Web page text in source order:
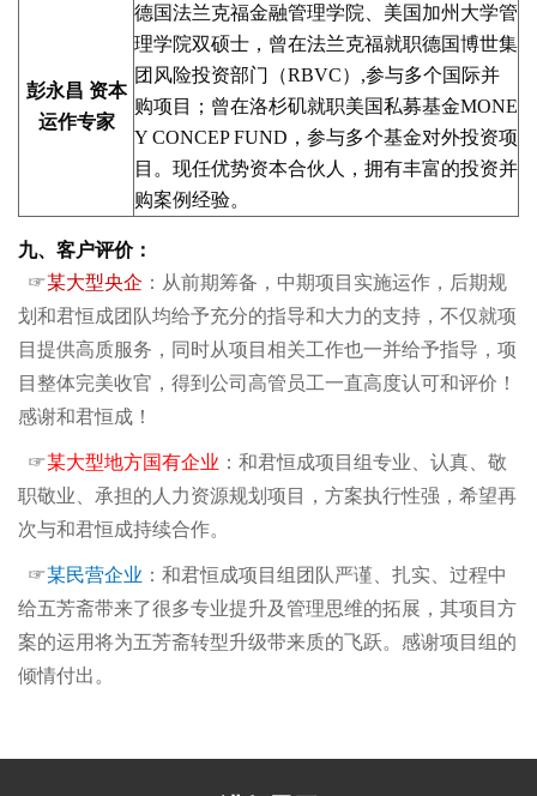
彭永昌 资本
运作专家
德国法兰克福金融管理学院、美国加州大学管
理学院双硕士，曾在法兰克福就职德国博世集
团风险投资部门（RBVC）,参与多个国际并
购项目；曾在洛杉矶就职美国私募基金MONE
Y CONCEP FUND，参与多个基金对外投资项
目。现任优势资本合伙人，拥有丰富的投资并
购案例经验。
九、客户评价：
☞某大型央企 ：从前期筹备，中期项目实施运作，后期规
划和君恒成团队均给予充分的指导和大力的支持，不仅就项
目提供高质服务，同时从项目相关工作也一并给予指导，项
目整体完美收官，得到公司高管员工一直高度认可和评价！
感谢和君恒成！
☞某大型地方国有企业 ：和君恒成项目组专业、认真、敬
职敬业、承担的人力资源规划项目，方案执行性强，希望再
次与和君恒成持续合作。
☞某民营企业 ：和君恒成项目组团队严谨、扎实、过程中
给五芳斋带来了很多专业提升及管理思维的拓展，其项目方
案的运用将为五芳斋转型升级带来质的飞跃。感谢项目组的
倾情付出。